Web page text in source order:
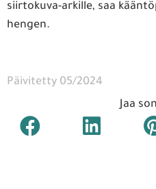
siirtokuva-arkille, saa
hengen.
Päivitetty 05/2024
Jaa